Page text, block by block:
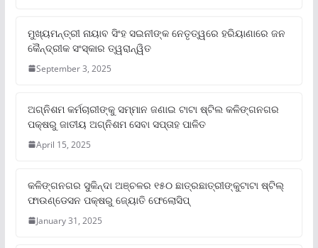
ମୁଖ୍ୟମନ୍ତ୍ରୀ ନାୟାବ ସିଂହ ସଇନୀଙ୍କ ନେତୃତ୍ୱରେ ହରିୟାଣାରେ ଜନ
କୈନ୍ଦ୍ରୀକ ସଂସ୍କାର ତ୍ୱରାନ୍ୱିତ
September 3, 2025
ଅଗ୍ନିଶମ କର୍ମଚାରୀଙ୍କୁ ସମ୍ମାନ ଜଣାଇ ଟାଟା ଷ୍ଟିଲ କଳିଙ୍ଗନଗର
ପକ୍ଷରୁ ଜାତୀୟ ଅଗ୍ନିଶମ ସେବା ସପ୍ତାହ ପାଳିତ
April 15, 2025
କଳିଙ୍ଗନଗର ସୁକିନ୍ଦା ଅଞ୍ଚଳର ୧୫୦ ଛାତ୍ରଛାତ୍ରୀଙ୍କୁଟାଟା ଷ୍ଟିଲ୍
ଫାଉଣ୍ଡେସନ ପକ୍ଷରୁ ଜ୍ୟୋତି ଫେଲୋସିପ୍‌
January 31, 2025